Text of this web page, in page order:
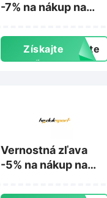
-7% na nákup na
Získajte
zľavu
exte
Vernostná zľava
-5% na nákup na